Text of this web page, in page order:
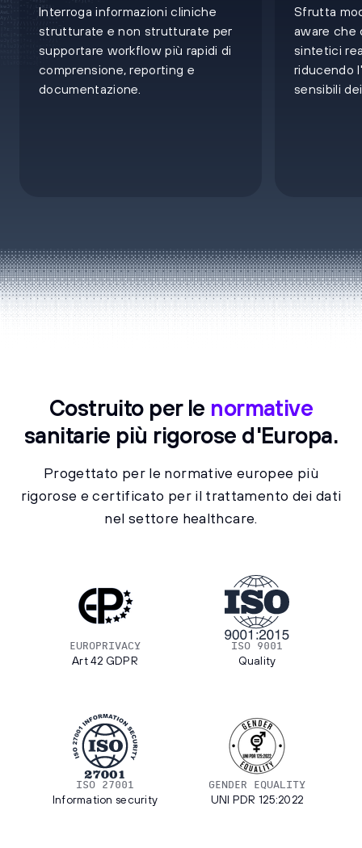
*r)|;-
\____\/_!`
\_~"`
`"Y6#0865kVhtCFsluJYy{=|(vr;**//~.
-\ysfC1CCFfsl[xYy{=|?r;*/.
`:*zsFFFFffsl[z}{=(;:
`-::::'`
Interroga informazioni cliniche
strutturate e non strutturate per
supportare workflow più rapidi di
comprensione, reporting e
documentazione.
Sfrutta
aware che
sintetici
riducendo
sensibili
Costruito per le normative
sanitarie più rigorose d'Europa.
Progettato per le normative europee più
rigorose e certificato per il trattamento dei dati
nel settore healthcare.
EUROPRIVACY
Art 42 GDPR
ISO 9001
Quality
ISO 27001
Information security
GENDER EQUALITY
UNI PDR 125:2022